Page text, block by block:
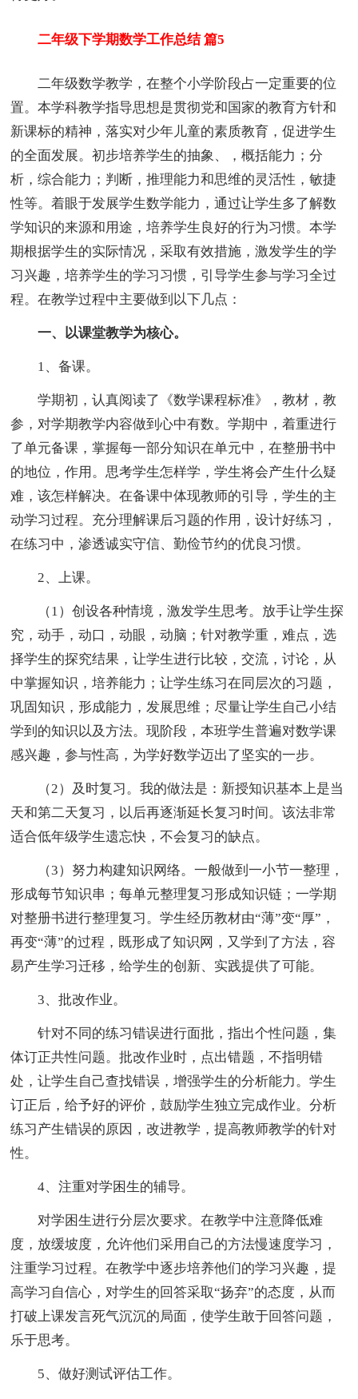
二年级下学期数学工作总结 篇5
二年级数学教学，在整个小学阶段占一定重要的位
置。本学科教学指导思想是贯彻党和国家的教育方针和
新课标的精神，落实对少年儿童的素质教育，促进学生
的全面发展。初步培养学生的抽象、，概括能力；分
析，综合能力；判断，推理能力和思维的灵活性，敏捷
性等。着眼于发展学生数学能力，通过让学生多了解数
学知识的来源和用途，培养学生良好的行为习惯。本学
期根据学生的实际情况，采取有效措施，激发学生的学
习兴趣，培养学生的学习习惯，引导学生参与学习全过
程。在教学过程中主要做到以下几点：
一、以课堂教学为核心。
1、备课。
学期初，认真阅读了《数学课程标准》，教材，教
参，对学期教学内容做到心中有数。学期中，着重进行
了单元备课，掌握每一部分知识在单元中，在整册书中
的地位，作用。思考学生怎样学，学生将会产生什么疑
难，该怎样解决。在备课中体现教师的引导，学生的主
动学习过程。充分理解课后习题的作用，设计好练习，
在练习中，渗透诚实守信、勤俭节约的优良习惯。
2、上课。
（1）创设各种情境，激发学生思考。放手让学生探
究，动手，动口，动眼，动脑；针对教学重，难点，选
择学生的探究结果，让学生进行比较，交流，讨论，从
中掌握知识，培养能力；让学生练习在同层次的习题，
巩固知识，形成能力，发展思维；尽量让学生自己小结
学到的知识以及方法。现阶段，本班学生普遍对数学课
感兴趣，参与性高，为学好数学迈出了坚实的一步。
（2）及时复习。我的做法是：新授知识基本上是当
天和第二天复习，以后再逐渐延长复习时间。该法非常
适合低年级学生遗忘快，不会复习的缺点。
（3）努力构建知识网络。一般做到一小节一整理，
形成每节知识串；每单元整理复习形成知识链；一学期
对整册书进行整理复习。学生经历教材由“薄”变“厚”，
再变“薄”的过程，既形成了知识网，又学到了方法，容
易产生学习迁移，给学生的创新、实践提供了可能。
3、批改作业。
针对不同的练习错误进行面批，指出个性问题，集
体订正共性问题。批改作业时，点出错题，不指明错
处，让学生自己查找错误，增强学生的分析能力。学生
订正后，给予好的评价，鼓励学生独立完成作业。分析
练习产生错误的原因，改进教学，提高教师教学的针对
性。
4、注重对学困生的辅导。
对学困生进行分层次要求。在教学中注意降低难
度，放缓坡度，允许他们采用自己的方法慢速度学习，
注重学习过程。在教学中逐步培养他们的学习兴趣，提
高学习自信心，对学生的回答采取“扬弃”的态度，从而
打破上课发言死气沉沉的局面，使学生敢于回答问题，
乐于思考。
5、做好测试评估工作。